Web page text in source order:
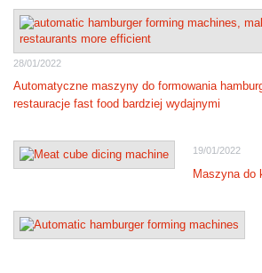
28/01/2022
Automatyczne maszyny do formowania
restauracje fast food bardziej wydajnymi
19/01/2022
Maszyna do